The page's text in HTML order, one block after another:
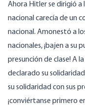
Ahora Hitler se dirigió a
nacional carecía de un
nacional. Amonestó a
nacionales, ¡bajen a su
presunción de clase! A
declarado su
su solidaridad con sus
¡conviértanse primero